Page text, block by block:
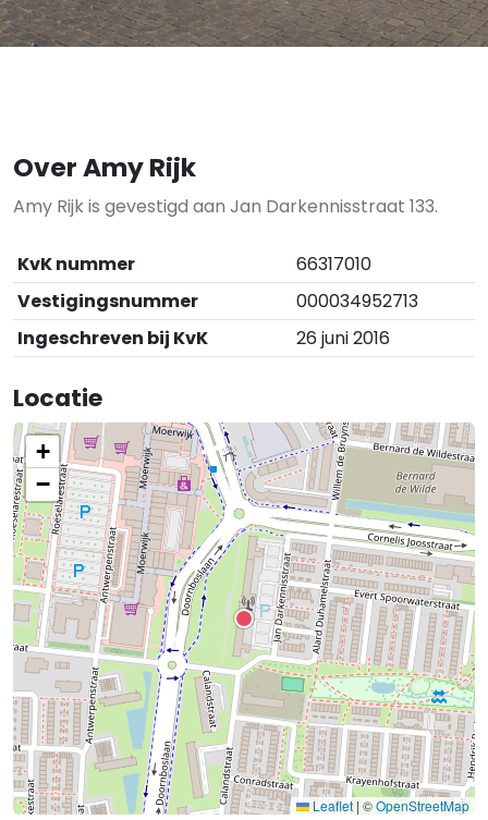
Over Amy Rijk
Amy Rijk is gevestigd aan Jan Darkennisstraat 133.
KvK nummer
66317010
Vestigingsnummer
000034952713
Ingeschreven bij KvK
26 juni 2016
Locatie
+
−
Leaflet | ©OpenStreetMap